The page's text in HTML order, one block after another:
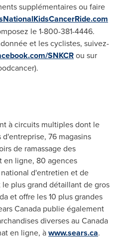
supplémentaires ou faire
le 1-800-381-4446.
et les cyclistes, suivez-
SNKCRou sur
à circuits multiples dont le
d'entreprise, 76 magasins
de ramassage des
en ligne, 80 agences
d'entretien et de
le plus grand détaillant de gros
et offre les 10 plus grandes
Canada publie également
diverses au Canada
en ligne, àwww.sears.ca.